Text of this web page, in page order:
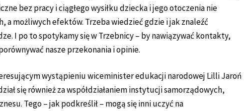
bez pracy i ciągłego wysiłku dziecka i jego otoczenia nie
a możliwych efektów. Trzeba wiedzieć gdzie i jak znaleźć
I po to spotykamy się w Trzebnicy – by nawiązywać kontakty,
nasze przekonania i opinie.
wystąpieniu wiceminister edukacji narodowej Lilli Jaroń
się również za współdziałaniem instytucji samorządowych,
Tego – jak podkreślił – mogą się inni uczyć na